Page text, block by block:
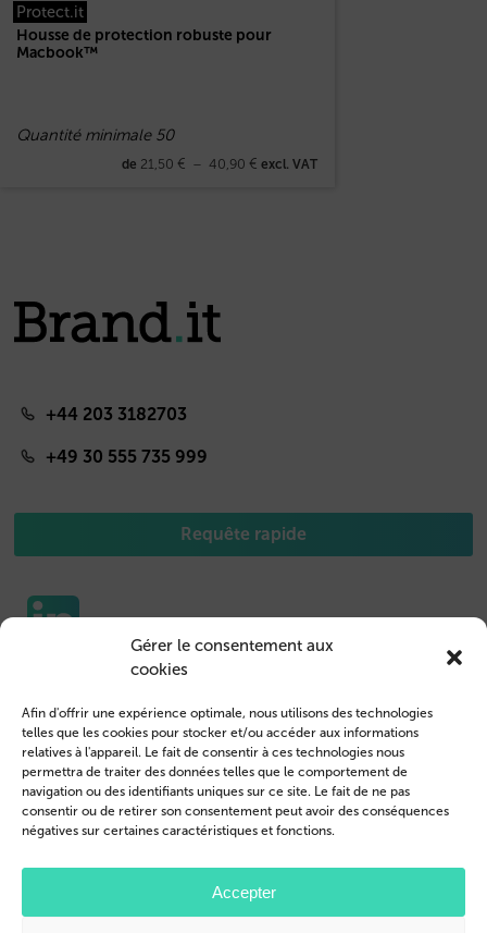
Gérer le consentement aux
cookies
Afin d'offrir une expérience optimale, nous utilisons des technologies
telles que les cookies pour stocker et/ou accéder aux informations
relatives à l'appareil. Le fait de consentir à ces technologies nous
permettra de traiter des données telles que le comportement de
navigation ou des identifiants uniques sur ce site. Le fait de ne pas
consentir ou de retirer son consentement peut avoir des conséquences
négatives sur certaines caractéristiques et fonctions.
Accepter
Protect.it
Housse de protection robuste pour
Macbook™
Quantité minimale 50
de 21,50 € – 40,90 € excl. VAT
+44 203 3182703
+49 30 555 735 999
Requête rapide
Housse de Tablet
Devenir revendeur
Profil de l’entreprise
Connexion des clients
Mentions légales
Conditions générales